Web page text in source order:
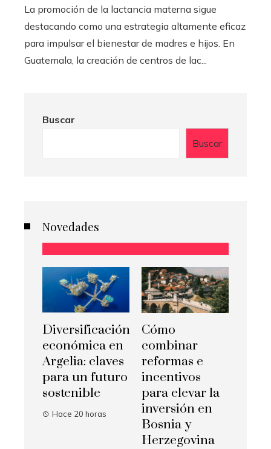
La promoción de la lactancia materna sigue
destacando como una estrategia altamente eficaz
para impulsar el bienestar de madres e hijos. En
Guatemala, la creación de centros de lac...
Buscar
Buscar
Novedades
Diversificación
económica en
Argelia: claves
para un futuro
sostenible
Hace 20 horas
Cómo
combinar
reformas e
incentivos
para elevar la
inversión en
Bosnia y
Herzegovina